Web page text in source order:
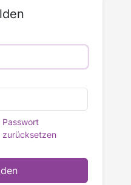
Passwort
zurücksetzen